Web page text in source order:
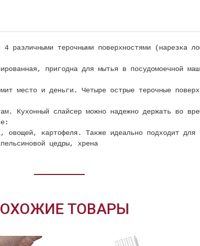
терочными поверхностями (нарезка
пригодна для мытья в посудомоечной
место и деньги. Четыре острые терочные
Кухонный слайсер можно надежно держать во
овощей, картофеля. Также идеально подходит
цедры, хрена
ТОВАРЫ